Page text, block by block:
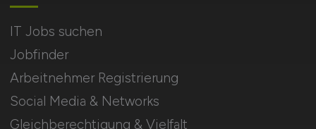
IT Jobs suchen
Jobfinder
Arbeitnehmer Registrierung
Social Media & Networks
Gleichberechtigung & Vielfalt